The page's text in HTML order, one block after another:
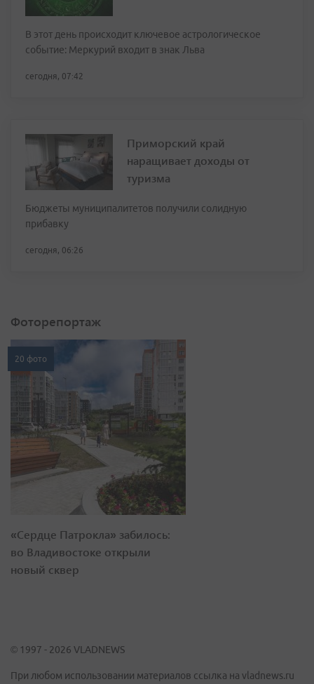
В этот день происходит ключевое астрологическое
событие: Меркурий входит в знак Льва
сегодня, 07:42
Приморский край
наращивает доходы от
туризма
Бюджеты муниципалитетов получили солидную
прибавку
сегодня, 06:26
Фоторепортаж
20 фото
«Сердце Патрокла» забилось:
во Владивостоке открыли
новый сквер
© 1997 - 2026 VLADNEWS
При любом использовании материалов ссылка на vladnews.ru